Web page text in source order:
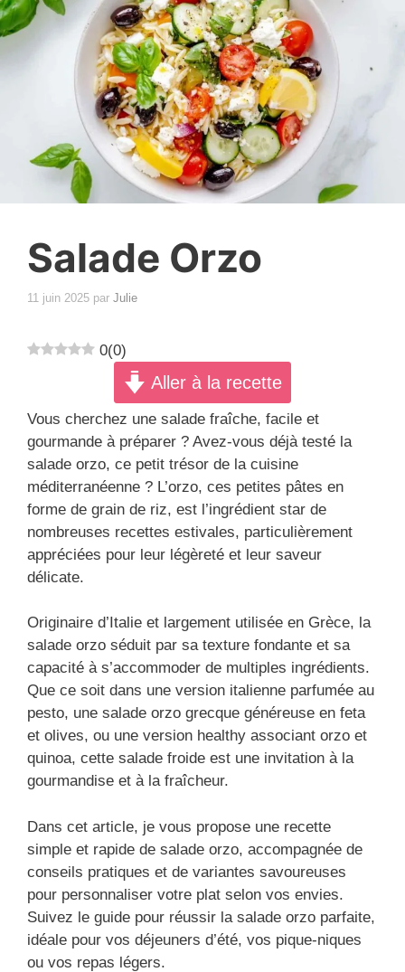
Salade Orzo
11 juin 2025 par Julie
0(0)
Aller à la recette
Vous cherchez une salade fraîche, facile et
gourmande à préparer ? Avez-vous déjà testé la
salade orzo, ce petit trésor de la cuisine
méditerranéenne ? L’orzo, ces petites pâtes en
forme de grain de riz, est l’ingrédient star de
nombreuses recettes estivales, particulièrement
appréciées pour leur légèreté et leur saveur
délicate.
Originaire d’Italie et largement utilisée en Grèce, la
salade orzo séduit par sa texture fondante et sa
capacité à s’accommoder de multiples ingrédients.
Que ce soit dans une version italienne parfumée au
pesto, une salade orzo grecque généreuse en feta
et olives, ou une version healthy associant orzo et
quinoa, cette salade froide est une invitation à la
gourmandise et à la fraîcheur.
Dans cet article, je vous propose une recette
simple et rapide de salade orzo, accompagnée de
conseils pratiques et de variantes savoureuses
pour personnaliser votre plat selon vos envies.
Suivez le guide pour réussir la salade orzo parfaite,
idéale pour vos déjeuners d’été, vos pique-niques
ou vos repas légers.